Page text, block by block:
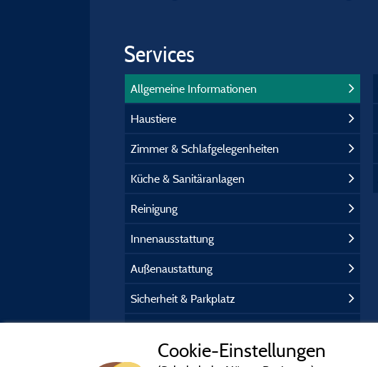
Services
Allgemeine Informationen
Haustiere
Zimmer & Schlafgelegenheiten
Küche & Sanitäranlagen
Reinigung
Innenausstattung
Außenaustattung
Sicherheit & Parkplatz
Cookie-Einstellungen